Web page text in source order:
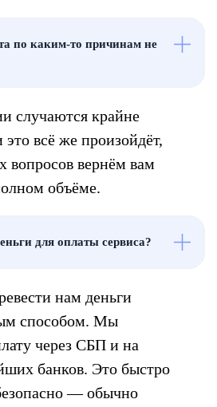
по каким-то причинам не
случаются крайне
всё же произойдёт,
вопросов вернём вам
объёме.
для оплаты сервиса?
нам деньги
способом. Мы
через СБП и на
банков. Это быстро
— обычно